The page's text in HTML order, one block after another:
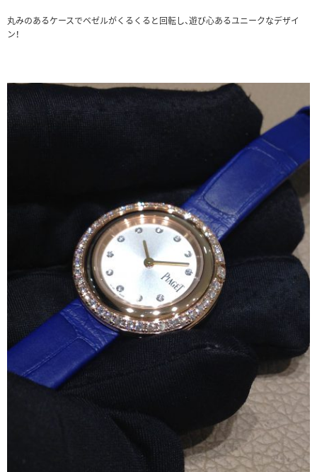
丸みのあるケースでベゼルがくるくると回転し、遊び心あるユニークなデザイ
ン！